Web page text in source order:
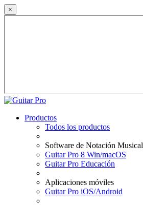
×
Productos
Todos los productos
Software de Notación Musical
Guitar Pro 8 Win/macOS
Guitar Pro Educación
Aplicaciones móviles
Guitar Pro iOS/Android